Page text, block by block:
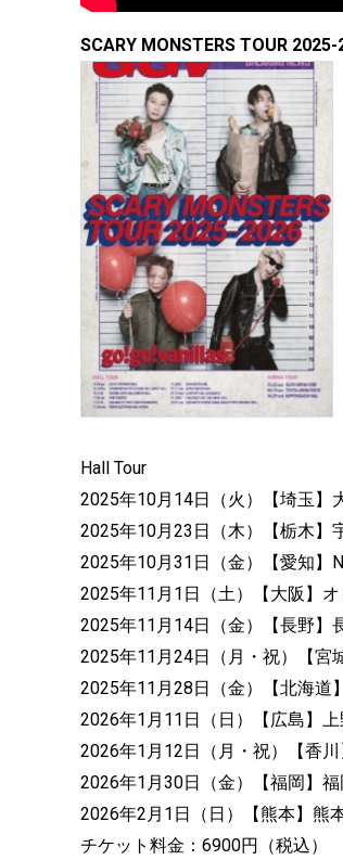
SCARY MONSTERS TOUR
Hall Tour
2025年10月14日（火）【埼玉
2025年10月23日（木）【栃木
2025年10月31日（金）【愛知
2025年11月1日（土）【大阪】
2025年11月14日（金）【長野
2025年11月24日（月・祝）【
2025年11月28日（金）【北海
2026年1月11日（日）【広島】
2026年1月12日（月・祝）【香
2026年1月30日（金）【福岡】
2026年2月1日（日）【熊本】
チケット料金：6900円（税込）